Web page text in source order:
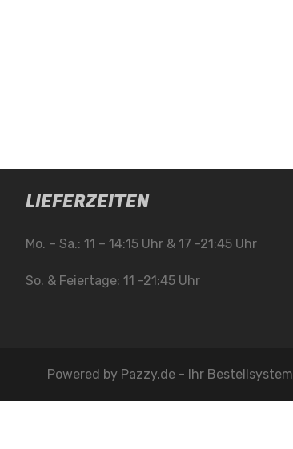
LIEFERZEITEN
Mo. – Sa.: 11 – 14:15 Uhr & 17 -21:45 Uhr
So. & Feiertage: 11 -21:45 Uhr
Powered by Pazzy.de - Ihr Bestellsystem